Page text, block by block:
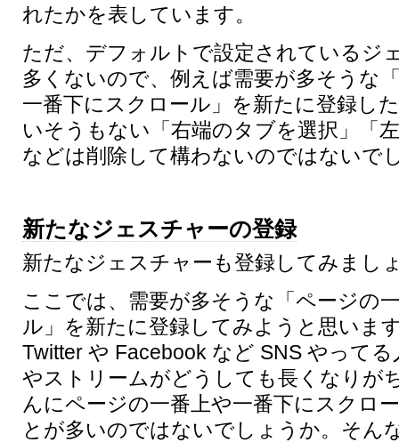
れたかを表しています。
ただ、デフォルトで設定されているジ
多くないので、例えば需要が多そうな
一番下にスクロール」を新たに登録し
いそうもない「右端のタブを選択」「
などは削除して構わないのではないで
新たなジェスチャーの登録
新たなジェスチャーも登録してみまし
ここでは、需要が多そうな「ページの
ル」を新たに登録してみようと思いま
Twitter や Facebook など SNS やって
やストリームがどうしても長くなりが
んにページの一番上や一番下にスクロ
とが多いのではないでしょうか。そん